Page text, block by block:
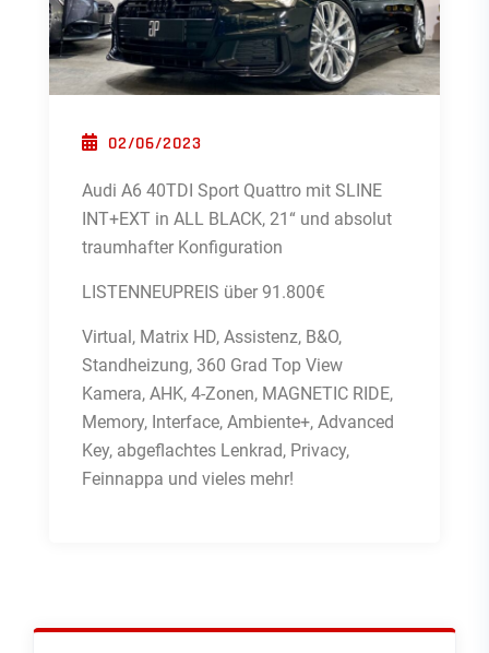
POSTED ON
02/06/2023
Audi A6 40TDI Sport Quattro mit SLINE
INT+EXT in ALL BLACK, 21“ und absolut
traumhafter Konfiguration
LISTENNEUPREIS über 91.800€
Virtual, Matrix HD, Assistenz, B&O,
Standheizung, 360 Grad Top View
Kamera, AHK, 4-Zonen, MAGNETIC RIDE,
Memory, Interface, Ambiente+, Advanced
Key, abgeflachtes Lenkrad, Privacy,
Feinnappa und vieles mehr!